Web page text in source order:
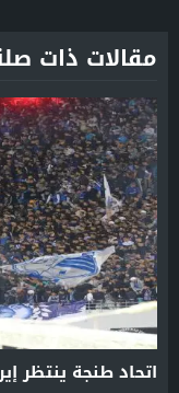
مقالات ذات
اتحاد طنجة ينتظر إيرادات مالية